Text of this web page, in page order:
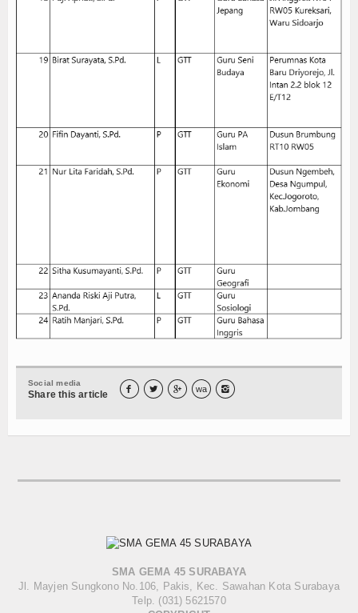
Social media
Share this article    wa 
SMA GEMA 45 SURABAYA
Jl. Mayjen Sungkono No.106, Pakis, Kec. Sawahan Kota Surabaya
Telp. (031) 5621570